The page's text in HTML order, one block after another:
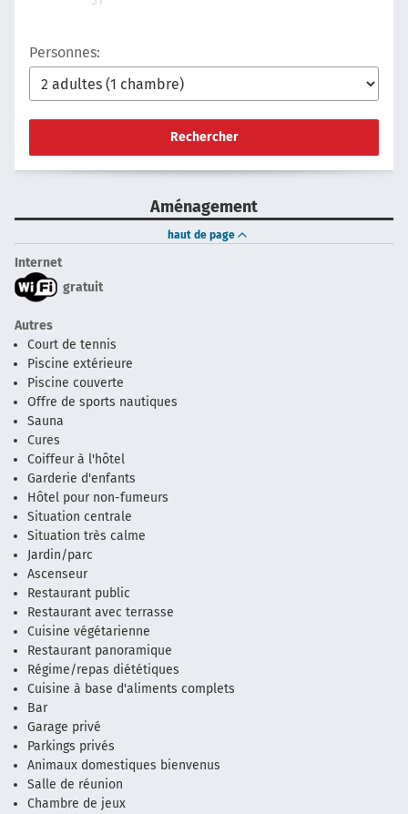
Personnes:
Rechercher
Aménagement
haut de page
Internet
gratuit
Autres
Court de tennis
Piscine extérieure
Piscine couverte
Offre de sports nautiques
Sauna
Cures
Coiffeur à l'hôtel
Garderie d'enfants
Hôtel pour non-fumeurs
Situation centrale
Situation très calme
Jardin/parc
Ascenseur
Restaurant public
Restaurant avec terrasse
Cuisine végétarienne
Restaurant panoramique
Régime/repas diététiques
Cuisine à base d'aliments complets
Bar
Garage privé
Parkings privés
Animaux domestiques bienvenus
Salle de réunion
Chambre de jeux